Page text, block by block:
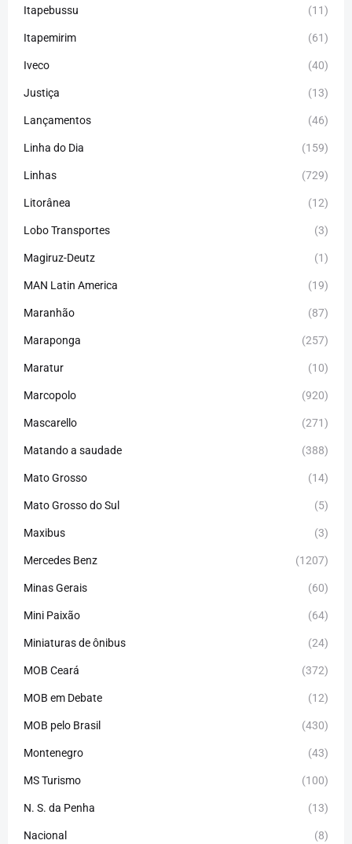
Itapebussu (11)
Itapemirim (61)
Iveco (40)
Justiça (13)
Lançamentos (46)
Linha do Dia (159)
Linhas (729)
Litorânea (12)
Lobo Transportes (3)
Magiruz-Deutz (1)
MAN Latin America (19)
Maranhão (87)
Maraponga (257)
Maratur (10)
Marcopolo (920)
Mascarello (271)
Matando a saudade (388)
Mato Grosso (14)
Mato Grosso do Sul (5)
Maxibus (3)
Mercedes Benz (1207)
Minas Gerais (60)
Mini Paixão (64)
Miniaturas de ônibus (24)
MOB Ceará (372)
MOB em Debate (12)
MOB pelo Brasil (430)
Montenegro (43)
MS Turismo (100)
N. S. da Penha (13)
Nacional (8)